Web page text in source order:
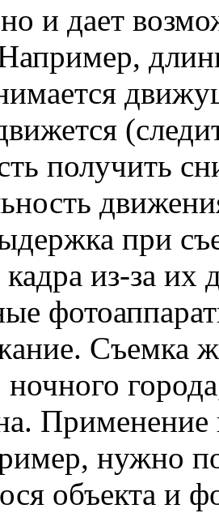
и дает
получить
при
из-за их
Съемка
Применение
нужно
объекта и